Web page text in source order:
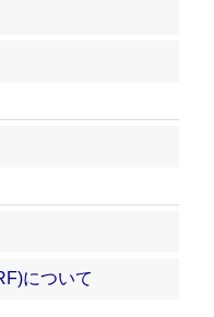
について